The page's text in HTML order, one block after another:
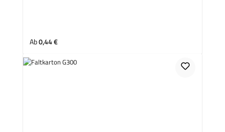
Regulärer Preis:
Ab0,44 €